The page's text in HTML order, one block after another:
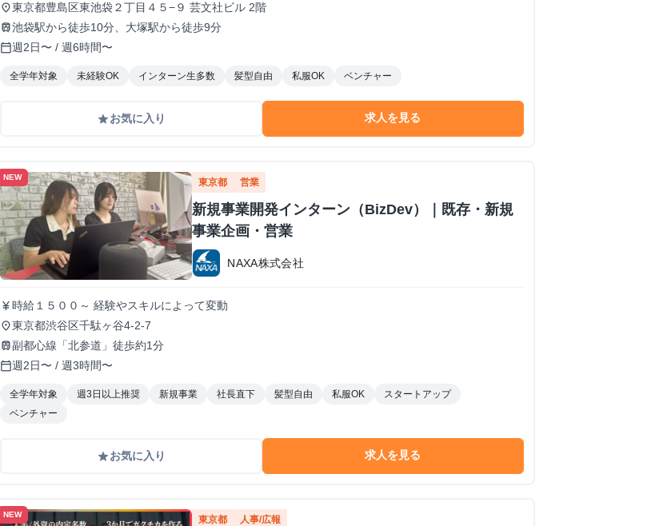
place東京都豊島区東池袋２丁目４５−９ 芸文社ビル 2階
train池袋駅から徒歩10分、大塚駅から徒歩9分
calendar_today週2日〜 / 週6時間〜
全学年対象 未経験OK インターン生多数 髪型自由 私服OK ベンチャー
gradeお気に入り 求人を見る
NEW 東京都 営業
新規事業開発インターン（BizDev）｜既存・新規
事業企画・営業
NAXA株式会社
currency_yen時給１５００～ 経験やスキルによって変動
place東京都渋谷区千駄ヶ谷4-2-7
train副都心線「北参道」徒歩約1分
calendar_today週2日〜 / 週3時間〜
全学年対象 週3日以上推奨 新規事業 社長直下 髪型自由 私服OK
スタートアップ
ベンチャー
gradeお気に入り 求人を見る
NEW 東京都 人事/広報